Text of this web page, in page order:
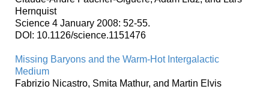
Hernquist
Science 4 January 2008: 52-55.
DOI: 10.1126/science.1151476
Missing Baryons and the Warm-Hot Intergalactic
Medium
Fabrizio Nicastro, Smita Mathur, and Martin Elvis